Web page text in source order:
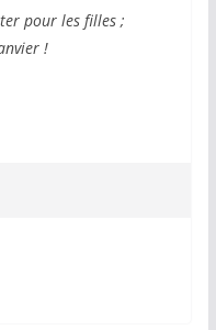
pour les filles ;
!